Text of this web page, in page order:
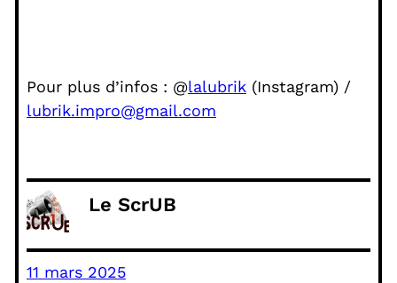
Pour plus d’infos : @lalubrik(Instagram) /
lubrik.impro@gmail.com
Le ScrUB
11 mars 2025